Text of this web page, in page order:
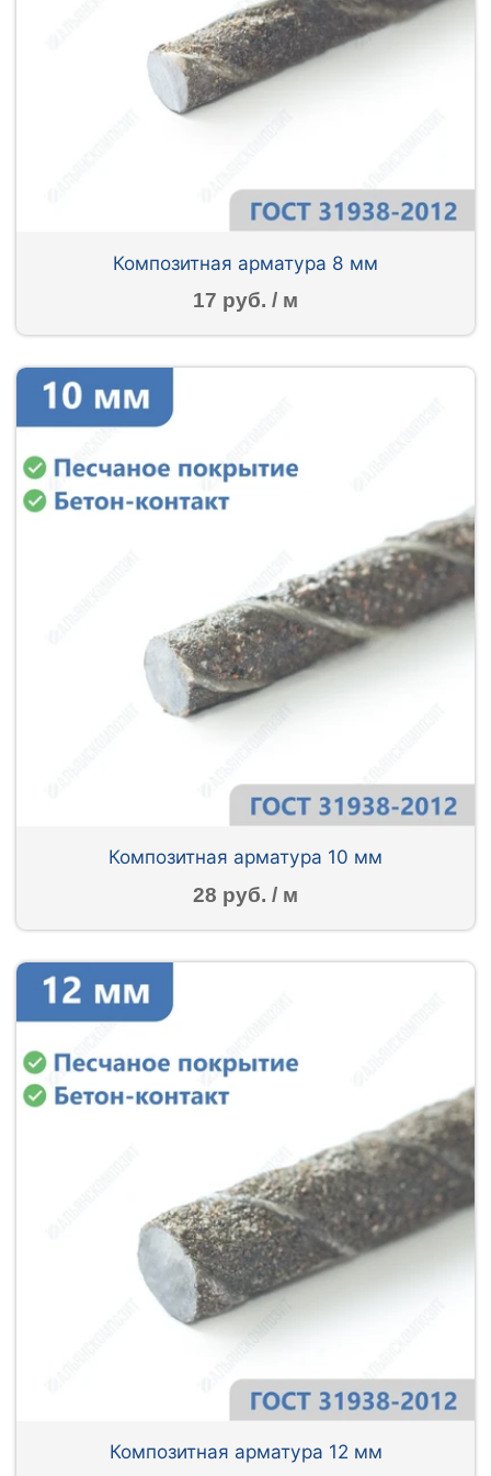
Композитная арматура 8 мм
17 руб. / м
Композитная арматура 10 мм
28 руб. / м
Композитная арматура 12 мм